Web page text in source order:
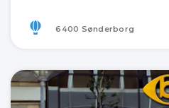
6400 Sønderborg